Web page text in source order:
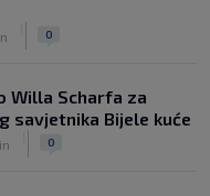
0
Willa Scharfa za
savjetnika Bijele kuće
0